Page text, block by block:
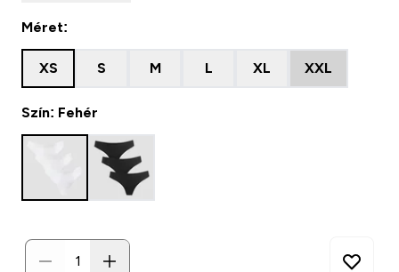
Méret:
XS S M L XL XXL
Szín: Fehér